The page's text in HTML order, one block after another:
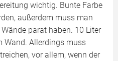
wichtig. Bunte Farbe
außerdem muss man
parat haben. 10 Liter
Wand. Allerdings muss
vor allem, wenn der